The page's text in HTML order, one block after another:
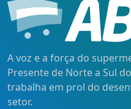
A voz e a força do
Presente de Norte a Sul
trabalha em prol do
setor.